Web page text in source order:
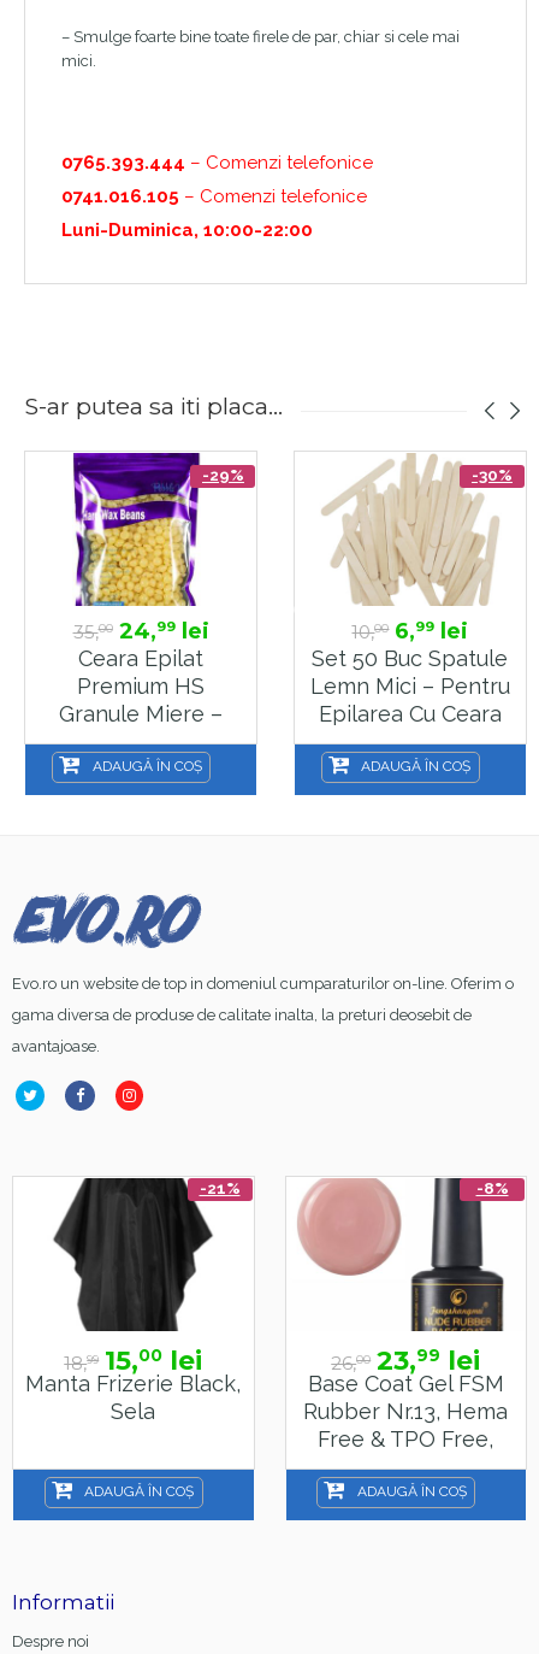
– Smulge foarte bine toate firele de par, chiar si cele mai
mici.
0765.393.444 – Comenzi telefonice
0741.016.105 – Comenzi telefonice
Luni-Duminica, 10:00-22:00
S-ar putea sa iti placa...
-29%
35,00 24,99lei
Ceara Epilat
Premium HS
Granule Miere –
Wax Honey – 500g
ADAUGĂ ÎN COȘ
-30%
10,00 6,99 lei
Set 50 Buc Spatule
Lemn Mici – Pentru
Epilarea Cu Ceara
La Cutie Sau
Aplicarea Parafinei
WAX15
ADAUGĂ ÎN COȘ
Evo.ro un website de top in domeniul cumparaturilor on-line. Oferim o
gama diversa de produse de calitate inalta, la preturi deosebit de
avantajoase.
-21%
18,99 15,00 lei
Manta Frizerie Black,
Sela
ADAUGĂ ÎN COȘ
-8%
26,00 23,99 lei
Base Coat Gel FSM
Rubber Nr.13, Hema
Free & TPO Free,
15ml
ADAUGĂ ÎN COȘ
Informatii
Despre noi